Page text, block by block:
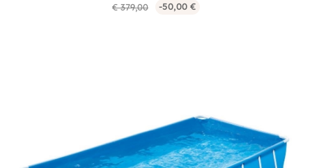
€ 379,00 -50,00 €